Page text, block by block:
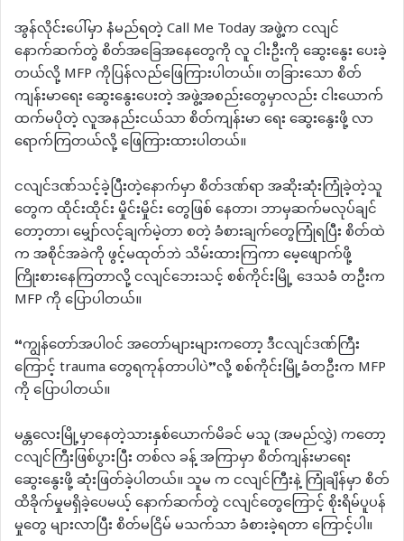
အွန်လိုင်းပေါ်မှာ နံမည်ရတဲ့ Call Me Today အဖွဲ့က ငလျင်
နောက်ဆက်တွဲ စိတ်အခြေအနေတွေကို လူ ငါးဦးကို ဆွေးနွေး ပေးခဲ့
တယ်လို့ MFP ကိုပြန်လည်ဖြေကြားပါတယ်။ တခြားသော စိတ်
ကျန်းမာရေး ဆွေးနွေးပေးတဲ့ အဖွဲ့အစည်းတွေမှာလည်း ငါးယောက်
ထက်မပိုတဲ့ လူအနည်းငယ်သာ စိတ်ကျန်းမာ ရေး ဆွေးနွေးဖို့ လာ
ရောက်ကြတယ်လို့ ဖြေကြားထားပါတယ်။
ငလျင်ဒဏ်သင့်ခဲ့ပြီးတဲ့နောက်မှာ စိတ်ဒဏ်ရာ အဆိုးဆုံးကြုံခဲ့တဲ့သူ
တွေက ထိုင်းထိုင်း မှိုင်းမှိုင်း တွေဖြစ် နေတာ၊ ဘာမှဆက်မလုပ်ချင်
တော့တာ၊ မျှော်လင့်ချက်မဲ့တာ စတဲ့ ခံစားချက်တွေကြုံရပြီး စိတ်ထဲ
က အစိုင်အခဲကို ဖွင့်မထုတ်ဘဲ သိမ်းထားကြကာ မေ့ဖျောက်ဖို့
ကြိုးစားနေကြတာလို့ ငလျင်ဘေးသင့် စစ်ကိုင်းမြို့ ဒေသခံ တဦးက
MFP ကို ပြောပါတယ်။
“ကျွန်တော်အပါဝင် အတော်များများကတော့ ဒီငလျင်ဒဏ်ကြီး
ကြောင့် trauma တွေရကုန်တာပါပဲ”လို့ စစ်ကိုင်းမြို့ခံတဦးက MFP
ကို ပြောပါတယ်။
မန္တလေးမြို့မှာနေတဲ့သားနှစ်ယောက်မိခင် မသူ (အမည်လွှဲ) ကတော့
ငလျင်ကြီးဖြစ်ပွားပြီး တစ်လ ခန့် အကြာမှာ စိတ်ကျန်းမာရေး
ဆွေးနွေးဖို့ ဆုံးဖြတ်ခဲ့ပါတယ်။ သူမ က ငလျင်ကြီးနဲ့ ကြုံချိန်မှာ စိတ်
ထိခိုက်မှုမရှိခဲ့ပေမယ့် နောက်ဆက်တွဲ ငလျင်တွေကြောင့် စိုးရိမ်ပူပန်
မှုတွေ များလာပြီး စိတ်မငြိမ် မသက်သာ ခံစားခဲ့ရတာ ကြောင့်ပါ။